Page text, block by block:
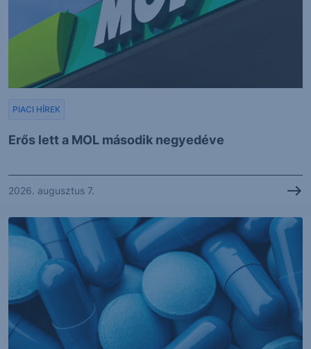
Erős lett a MOL második negyedéve
PIACI HÍREK
2026. augusztus 7.